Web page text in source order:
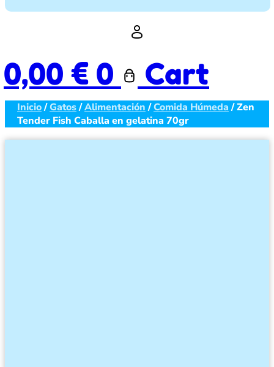
0,00 € 0 Cart
Inicio/Gatos/Alimentación/Comida Húmeda/ Zen
Tender Fish Caballa en gelatina 70gr